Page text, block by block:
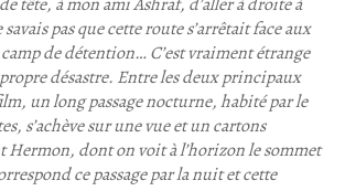
pas que cette route s’arrêtait face aux
de détention… C’est vraiment étrange
désastre. Entre les deux principaux
un long passage nocturne, habité par le
s’achève sur une vue et un cartons
Hermon, dont on voit à l’horizon le sommet
ce passage par la nuit et cette